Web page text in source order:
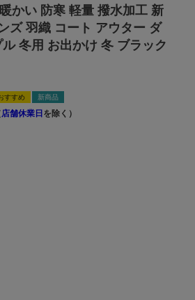
かい 防寒 軽量 撥水加工 新
ズ 羽織 コート アウター ダ
冬用 お出かけ 冬 ブラック
すすめ 新商品
店舗休業日を除く）